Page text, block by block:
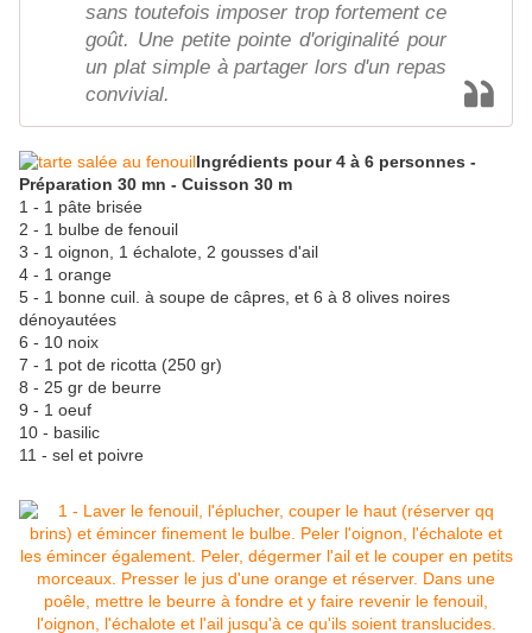
sans toutefois imposer trop fortement ce
goût. Une petite pointe d'originalité pour
un plat simple à partager lors d'un repas
convivial.
Ingrédients pour 4 à 6 personnes -
Préparation 30 mn - Cuisson 30 m
1 - 1 pâte brisée
2 - 1 bulbe de fenouil
3 - 1 oignon, 1 échalote, 2 gousses d'ail
4 - 1 orange
5 - 1 bonne cuil. à soupe de câpres, et 6 à 8 olives noires
dénoyautées
6 - 10 noix
7 - 1 pot de ricotta (250 gr)
8 - 25 gr de beurre
9 - 1 oeuf
10 - basilic
11 - sel et poivre